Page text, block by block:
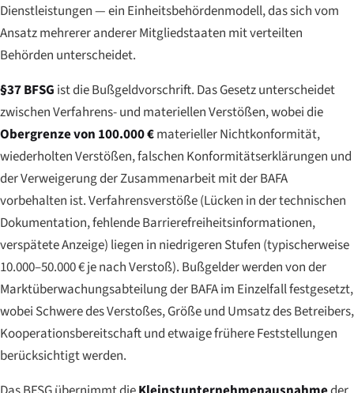
Dienstleistungen — ein Einheitsbehördenmodell, das sich vom
Ansatz mehrerer anderer Mitgliedstaaten mit verteilten
Behörden unterscheidet.
§37 BFSG ist die Bußgeldvorschrift. Das Gesetz unterscheidet
zwischen Verfahrens- und materiellen Verstößen, wobei die
Obergrenze von 100.000 €materieller Nichtkonformität,
wiederholten Verstößen, falschen Konformitätserklärungen und
der Verweigerung der Zusammenarbeit mit der BAFA
vorbehalten ist. Verfahrensverstöße (Lücken in der technischen
Dokumentation, fehlende Barrierefreiheitsinformationen,
verspätete Anzeige) liegen in niedrigeren Stufen (typischerweise
10.000–50.000 € je nach Verstoß). Bußgelder werden von der
Marktüberwachungsabteilung der BAFA im Einzelfall festgesetzt,
wobei Schwere des Verstoßes, Größe und Umsatz des Betreibers,
Kooperationsbereitschaft und etwaige frühere Feststellungen
berücksichtigt werden.